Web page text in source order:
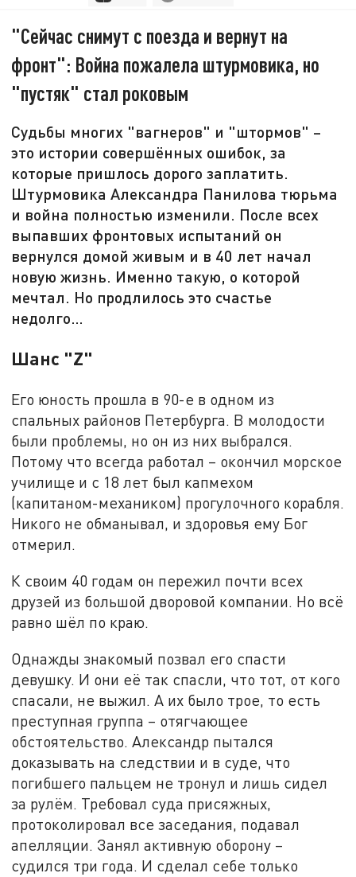
"Сейчас снимут с поезда и вернут на
фронт": Война пожалела штурмовика, но
"пустяк" стал роковым
Судьбы многих "вагнеров" и "штормов" –
это истории совершённых ошибок, за
которые пришлось дорого заплатить.
Штурмовика Александра Панилова тюрьма
и война полностью изменили. После всех
выпавших фронтовых испытаний он
вернулся домой живым и в 40 лет начал
новую жизнь. Именно такую, о которой
мечтал. Но продлилось это счастье
недолго…
Шанс "Z"
Его юность прошла в 90-е в одном из
спальных районов Петербурга. В молодости
были проблемы, но он из них выбрался.
Потому что всегда работал – окончил морское
училище и с 18 лет был капмехом
(капитаном-механиком) прогулочного корабля.
Никого не обманывал, и здоровья ему Бог
отмерил.
К своим 40 годам он пережил почти всех
друзей из большой дворовой компании. Но всё
равно шёл по краю.
Однажды знакомый позвал его спасти
девушку. И они её так спасли, что тот, от кого
спасали, не выжил. А их было трое, то есть
преступная группа – отягчающее
обстоятельство. Александр пытался
доказывать на следствии и в суде, что
погибшего пальцем не тронул и лишь сидел
за рулём. Требовал суда присяжных,
протоколировал все заседания, подавал
апелляции. Занял активную оборону –
судился три года. И сделал себе только